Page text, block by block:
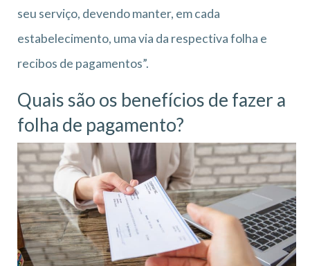
seu serviço, devendo manter, em cada
estabelecimento, uma via da respectiva folha e
recibos de pagamentos”.
Quais são os benefícios de fazer a
folha de pagamento?